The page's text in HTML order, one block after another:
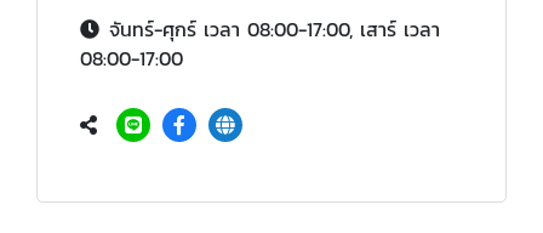
จันทร์-ศุกร์ เวลา 08:00-17:00, เสาร์ เวลา
08:00-17:00